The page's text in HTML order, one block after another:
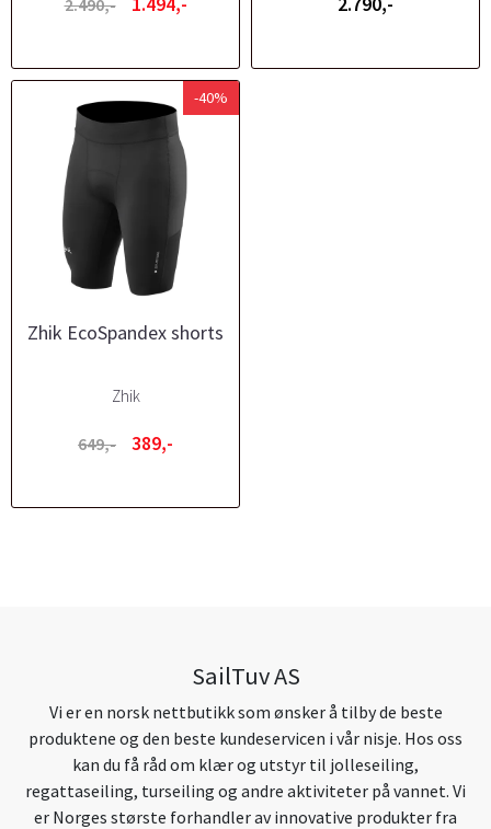
2.490,-
-40%
Zhik EcoSpandex shorts
Zhik
649,- 389,-
SailTuv AS
Vi er en norsk nettbutikk som ønsker å tilby de beste
produktene og den beste kundeservicen i vår nisje. Hos oss
kan du få råd om klær og utstyr til jolleseiling,
regattaseiling, turseiling og andre aktiviteter på vannet. Vi
er Norges største forhandler av innovative produkter fra